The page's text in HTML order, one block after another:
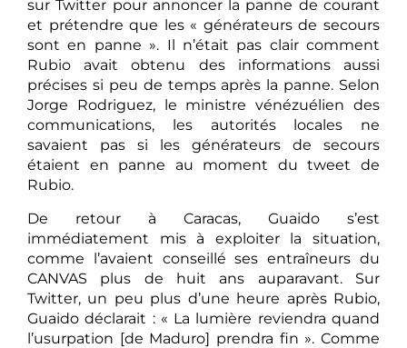
sur Twitter pour annoncer la panne de courant
et prétendre que les « générateurs de secours
sont en panne ». Il n’était pas clair comment
Rubio avait obtenu des informations aussi
précises si peu de temps après la panne. Selon
Jorge Rodriguez, le ministre vénézuélien des
communications, les autorités locales ne
savaient pas si les générateurs de secours
étaient en panne au moment du tweet de
Rubio.
De retour à Caracas, Guaido s’est
immédiatement mis à exploiter la situation,
comme l’avaient conseillé ses entraîneurs du
CANVAS plus de huit ans auparavant. Sur
Twitter, un peu plus d’une heure après Rubio,
Guaido déclarait : « La lumière reviendra quand
l’usurpation [de Maduro] prendra fin ». Comme